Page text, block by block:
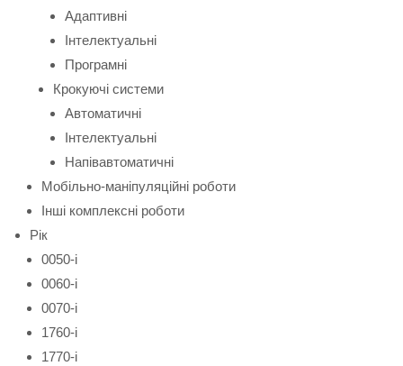
Адаптивні
Інтелектуальні
Програмні
Крокуючі системи
Автоматичні
Інтелектуальні
Напівавтоматичні
Мобільно-маніпуляційні роботи
Інші комплексні роботи
Рік
0050-і
0060-і
0070-і
1760-і
1770-і